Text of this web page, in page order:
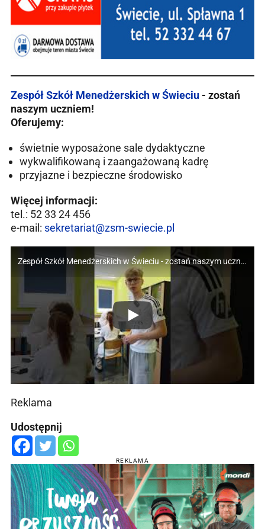
Zespół Szkół Menedżerskich w Świeciu - zostań
naszym uczniem!
Oferujemy:
świetnie wyposażone sale dydaktyczne
wykwalifikowaną i zaangażowaną kadrę
przyjazne i bezpieczne środowisko
Więcej informacji:
tel.: 52 33 24 456
e-mail: sekretariat@zsm-swiecie.pl
Zespół Szkół Menedżerskich w Świeciu - zostań naszym uczniem!
Reklama
Udostępnij
REKLAMA